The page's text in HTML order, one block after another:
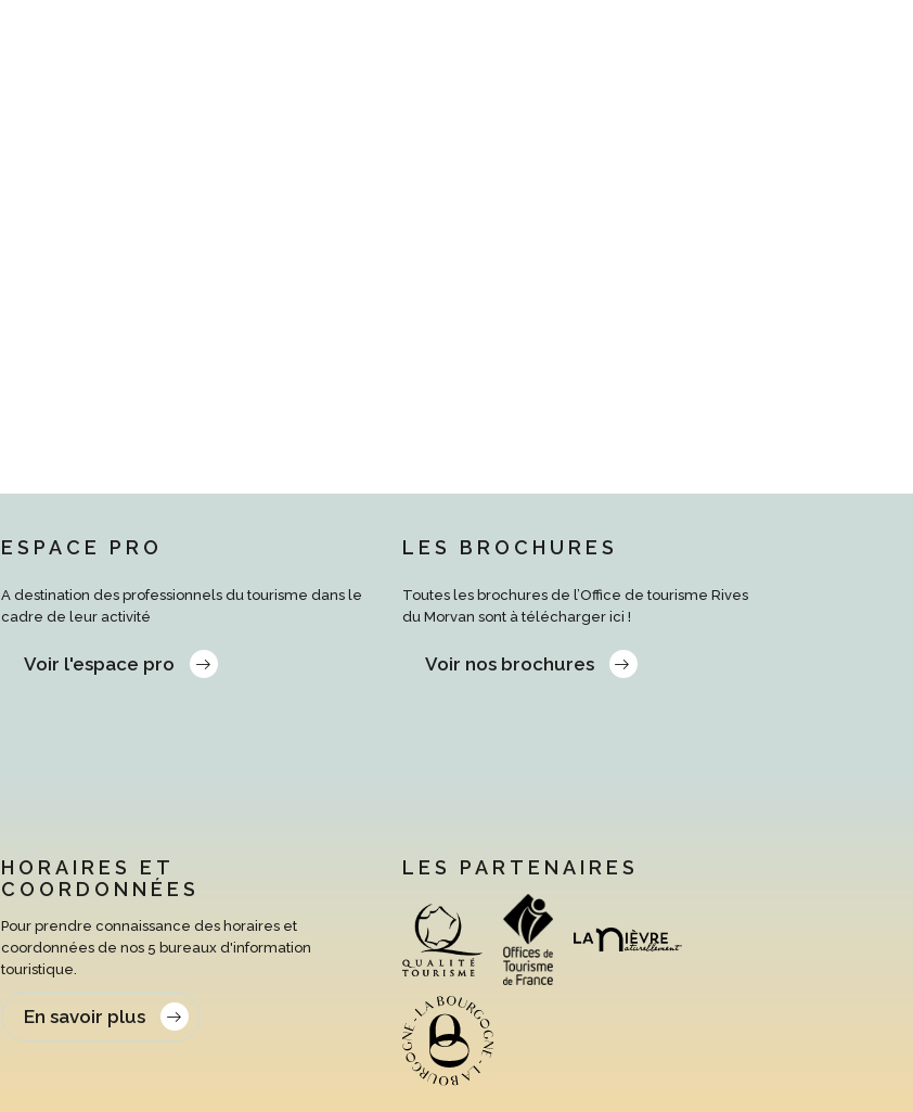
ESPACE PRO
A destination des professionnels du tourisme dans le
cadre de leur activité
Voir l'espace pro
LES BROCHURES
Toutes les brochures de l’Office de tourisme Rives
du Morvan sont à télécharger ici !
Voir nos brochures
HORAIRES ET
COORDONNÉES
Pour prendre connaissance des horaires et
coordonnées de nos 5 bureaux d'information
touristique.
En savoir plus
LES PARTENAIRES